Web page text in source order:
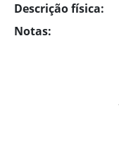
Descrição física:
Notas: